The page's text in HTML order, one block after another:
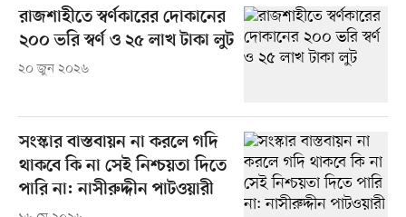
রাজশাহীতে স্বর্ণকারের দোকানের
২০০ ভরি স্বর্ণ ও ২৫ লাখ টাকা লুট
২০ জুন ২০২৬
সংস্কার বাস্তবায়ন না করলে গদি
থাকবে কি না সেই নিশ্চয়তা দিতে
পারি না: নাসীরুদ্দীন পাটওয়ারী